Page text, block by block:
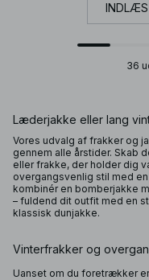
INDLÆS
36
Læderjakke eller lang
Vores udvalg af frakker og
gennem alle årstider. Skab
eller frakke, der holder dig
overgangsvenlig stil med
kombinér en bomberjakke
– fuldend dit outfit med en
klassisk dunjakke.
Vinterfrakker og
Uanset om du foretrækker